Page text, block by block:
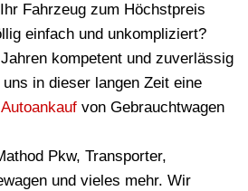
Fahrzeug zum Höchstpreis
einfach und unkompliziert?
kompetent und zuverlässig
in dieser langen Zeit eine
Autoankauf von Gebrauchtwagen
Pkw, Transporter,
und vieles mehr. Wir